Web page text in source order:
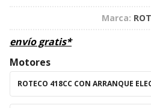
Marca:
envío gratis*
Motores
ROTECO 418CC CON ARRANQUE